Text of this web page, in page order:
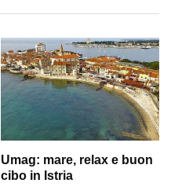
Umag: mare, relax e buon
cibo in Istria